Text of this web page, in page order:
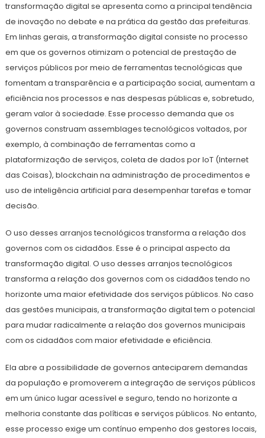
transformação digital se apresenta como a principal tendência
de inovação no debate e na prática da gestão das prefeituras.
Em linhas gerais, a transformação digital consiste no processo
em que os governos otimizam o potencial de prestação de
serviços públicos por meio de ferramentas tecnológicas que
fomentam a transparência e a participação social, aumentam a
eficiência nos processos e nas despesas públicas e, sobretudo,
geram valor à sociedade. Esse processo demanda que os
governos construam assemblages tecnológicos voltados, por
exemplo, à combinação de ferramentas como a
plataformização de serviços, coleta de dados por IoT (Internet
das Coisas), blockchain na administração de procedimentos e
uso de inteligência artificial para desempenhar tarefas e tomar
decisão.
O uso desses arranjos tecnológicos transforma a relação dos
governos com os cidadãos. Esse é o principal aspecto da
transformação digital. O uso desses arranjos tecnológicos
transforma a relação dos governos com os cidadãos tendo no
horizonte uma maior efetividade dos serviços públicos. No caso
das gestões municipais, a transformação digital tem o potencial
para mudar radicalmente a relação dos governos municipais
com os cidadãos com maior efetividade e eficiência.
Ela abre a possibilidade de governos anteciparem demandas
da população e promoverem a integração de serviços públicos
em um único lugar acessível e seguro, tendo no horizonte a
melhoria constante das políticas e serviços públicos. No entanto,
esse processo exige um contínuo empenho dos gestores locais,